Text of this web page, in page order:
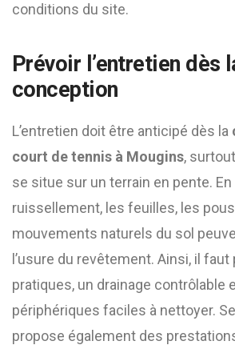
conditions du site.
Prévoir l’entretien dès
conception
L’entretien doit être anticipé dès la
court de tennis à Mougins,
se situe sur un terrain en pente.
ruissellement, les feuilles, les
mouvements naturels du sol
l’usure du revêtement. Ainsi, il
pratiques, un drainage contrôlable
périphériques faciles à nettoyer.
propose également des